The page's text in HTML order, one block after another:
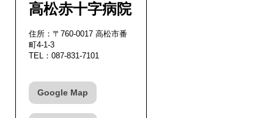
高松赤十字病院
住所：〒760-0017 高松市番
町4-1-3
TEL：087-831-7101
Google Map